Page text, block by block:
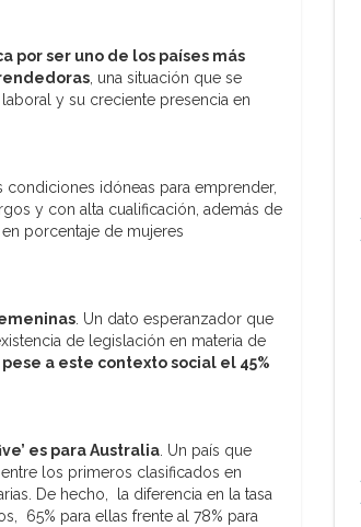
por ser uno de los países más
, una situación que se
y su creciente presencia en
condiciones idóneas para emprender,
y con alta cualificación, además de
porcentaje de mujeres
. Un dato esperanzador que
de legislación en materia de
a este contexto social el 45%
es para Australia . Un país que
los primeros clasificados en
De hecho, la diferencia en la tasa
65% para ellas frente al 78% para